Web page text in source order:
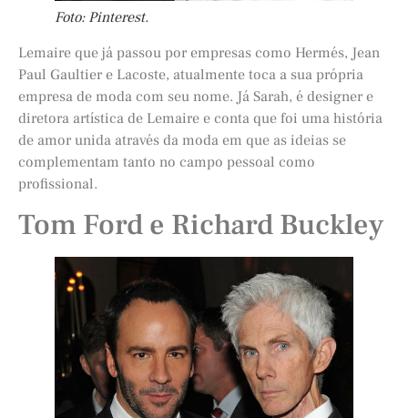
Foto: Pinterest.
Lemaire que já passou por empresas como Hermés, Jean
Paul Gaultier e Lacoste, atualmente toca a sua própria
empresa de moda com seu nome. Já Sarah, é designer e
diretora artística de Lemaire e conta que foi uma história
de amor unida através da moda em que as ideias se
complementam tanto no campo pessoal como
profissional.
Tom Ford e Richard Buckley